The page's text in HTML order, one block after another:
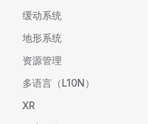
缓动系统
地形系统
资源管理
多语言（L10N）
XR